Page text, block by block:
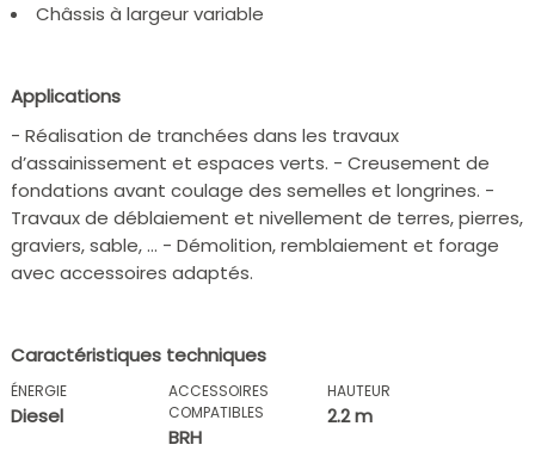
Châssis à largeur variable
Applications
- Réalisation de tranchées dans les travaux
d’assainissement et espaces verts. - Creusement de
fondations avant coulage des semelles et longrines. -
Travaux de déblaiement et nivellement de terres, pierres,
graviers, sable, … - Démolition, remblaiement et forage
avec accessoires adaptés.
Caractéristiques techniques
ÉNERGIE
Diesel
ACCESSOIRES
COMPATIBLES
BRH
HAUTEUR
2.2 m